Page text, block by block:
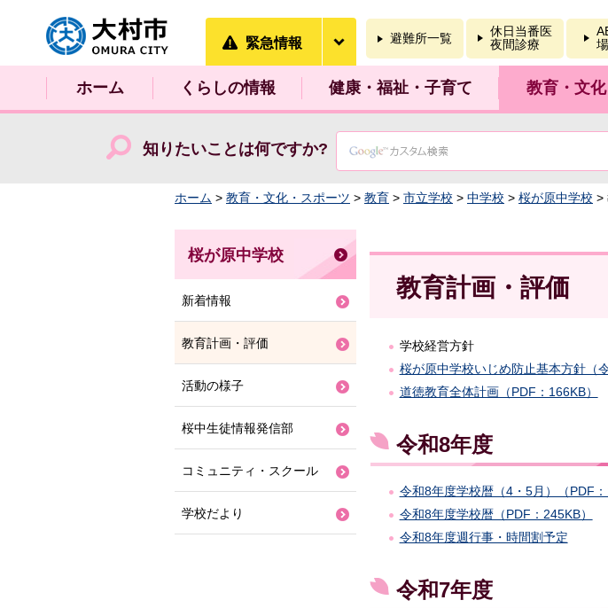
大村市
緊急情報 避難所一覧
休日当番医
夜間診療
ホーム くらしの情報 健康・福祉・子育て 教育・文
知りたいことは何ですか?
ホーム > 教育・文化・スポーツ > 教育 > 市立学校 > 中学校 > 桜が原中学校 >
教育計画・評価
学校経営方針
桜が原中学校いじめ防止基本方針（
道徳教育全体計画（PDF：166KB）
令和8年度
令和8年度学校暦（4・5月）（PDF：
令和8年度学校暦（PDF：245KB）
令和8年度週行事・時間割予定
令和7年度
桜が原中学校
新着情報
教育計画・評価
活動の様子
桜中生徒情報発信部
コミュニティ・スクール
学校だより